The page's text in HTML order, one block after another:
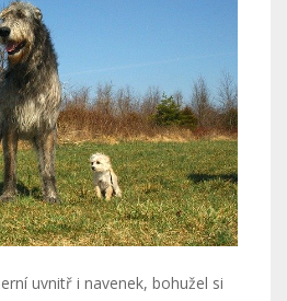
uvnitř i navenek, bohužel si